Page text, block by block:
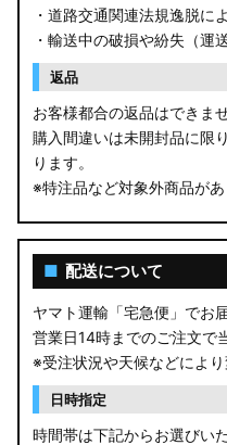
・道路交通関連法規逸脱に
・輸送中の破損や紛失（運
返品
お客様都合の返品はできませ
購入間違いは未開封品に限
ります。
※特注品など対象外商品が
■ 配送について
ヤマト運輸「宅急便」でお
営業日14時までのご注文で
※受注状況や天候などによ
日時指定
時間帯は下記からお選びい